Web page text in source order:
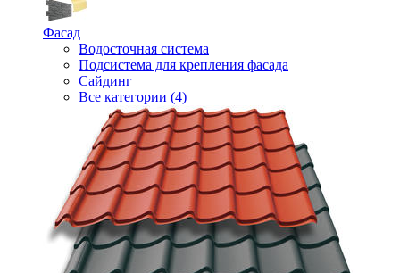
Фасад
Водосточная система
Подсистема для крепления фасада
Сайдинг
Все категории (4)